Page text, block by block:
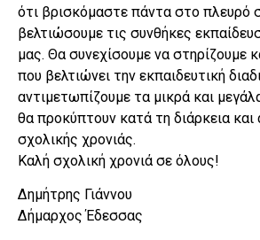
ότι βρισκόμαστε πάντα στο πλευρό
βελτιώσουμε τις συνθήκες
μας. Θα συνεχίσουμε να στηρίζουμε
που βελτιώνει την εκπαιδευτική
αντιμετωπίζουμε τα μικρά και
θα προκύπτουν κατά τη διάρκεια και
σχολικής χρονιάς.
Καλή σχολική χρονιά σε όλους!
Δημήτρης Γιάννου
Δήμαρχος Έδεσσας